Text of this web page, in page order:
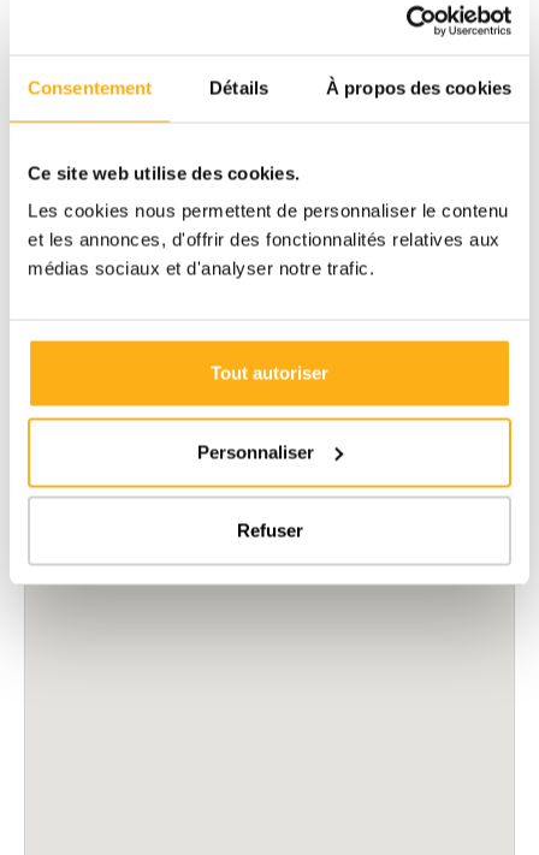
Consentement Détails À propos des cookies
Ce site web utilise des cookies.
Les cookies nous permettent de personnaliser le contenu
et les annonces, d'offrir des fonctionnalités relatives aux
médias sociaux et d'analyser notre trafic.
Tout autoriser
Personnaliser
Refuser